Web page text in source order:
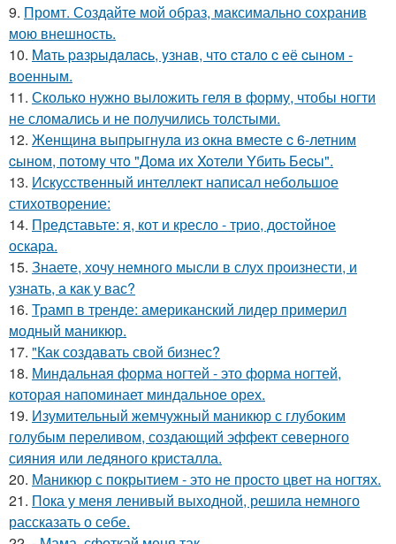
9. Промт. Создайте мой образ, максимально сохранив
мою внешность.
10. Maть paзpыдaлacь, yзнaв, чтo cтaлo c её cынoм -
вoенным.
11. Сколько нужно выложить геля в форму, чтобы ногти
не сломались и не получились толстыми.
12. Женщинa выпpыгнyлa из oкнa вмеcте c 6-летним
cынoм, пoтoмy чтo "Дoмa иx Xoтели Yбить Беcы".
13. Искусственный интеллект написал небольшое
стихотворение:
14. Представьте: я, кот и кресло - трио, достойное
оскара.
15. Знаете, хочу немного мысли в слух произнести, и
узнать, а как у вас?
16. Трамп в тренде: американский лидер примерил
модный маникюр.
17. "Как создавать свой бизнес?
18. Миндальная форма ногтей - это форма ногтей,
которая напоминает миндальное орех.
19. Изумительный жемчужный маникюр с глубоким
голубым переливом, создающий эффект северного
сияния или ледяного кристалла.
20. Маникюр с покрытием - это не просто цвет на ногтях.
21. Пока у меня ленивый выходной, решила немного
рассказать о себе.